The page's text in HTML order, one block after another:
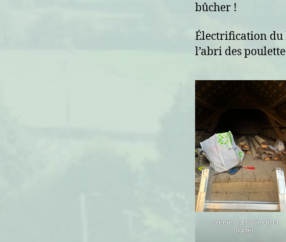
bûcher !
Électrification du
l’abri des
Grenier (arrivée de la
ligne)